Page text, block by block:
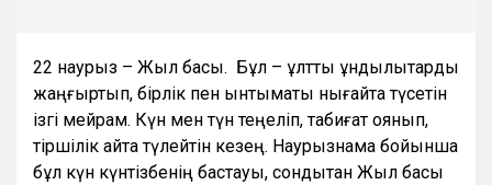
22 наурыз – Жыл басы. Бұл – ұлттық құндылықтарды
жаңғыртып, бірлік пен ынтымақты нығайта түсетін
ізгі мейрам. Күн мен түн теңеліп, табиғат оянып,
тіршілік қайта түлейтін кезең. Наурызнама бойынша
бұл күн күнтізбенің бастауы, сондықтан Жыл басы